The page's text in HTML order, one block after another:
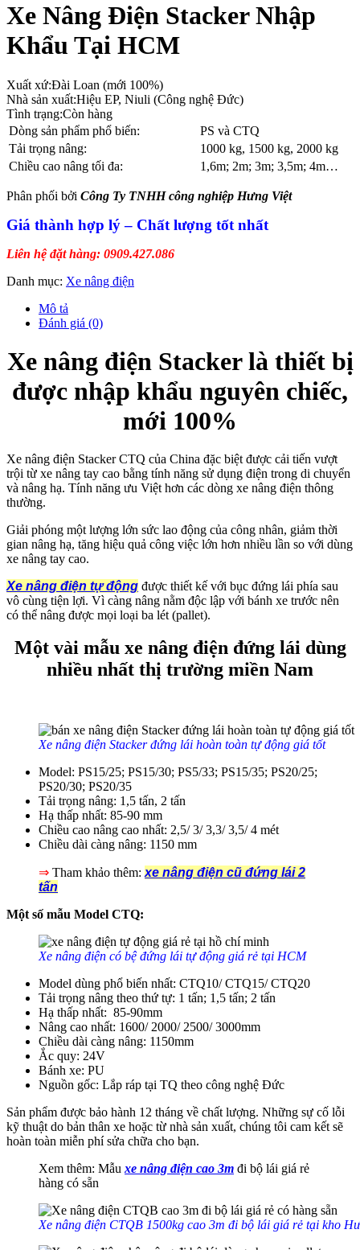
Xe Nâng Điện Stacker Nhập
Khẩu Tại HCM
Xuất xứ:Đài Loan (mới 100%)
Nhà sản xuất:Hiệu EP, Niuli (Công nghệ Đức)
Tình trạng:Còn hàng
Dòng sản phẩm phổ biến:
PS và CTQ
Tải trọng nâng:
1000 kg, 1500 kg, 2000 kg
Chiều cao nâng tối đa:
1,6m; 2m; 3m; 3,5m; 4m…
Phân phối bởi Công Ty TNHH công nghiệp Hưng Việt
Giá thành hợp lý – Chất lượng tốt nhất
Liên hệ đặt hàng: 0909.427.086
Danh mục: Xe nâng điện
Mô tả
Đánh giá (0)
Xe nâng điện Stacker là thiết bị
được nhập khẩu nguyên chiếc,
mới 100%
Xe nâng điện Stacker CTQ của China đặc biệt được cải tiến vượt
trội từ xe nâng tay cao bằng tính năng sử dụng điện trong di chuyển
và nâng hạ. Tính năng ưu Việt hơn các dòng xe nâng điện thông
thường.
Giải phóng một lượng lớn sức lao động của công nhân, giảm thời
gian nâng hạ, tăng hiệu quả công việc lớn hơn nhiều lần so với dùng
xe nâng tay cao.
Xe nâng điện tự động được thiết kế với bục đứng lái phía sau
vô cùng tiện lợi. Vì càng nâng nằm độc lập với bánh xe trước nên
có thể nâng được mọi loại ba lét (pallet).
Một vài mẫu xe nâng điện đứng lái dùng
nhiều nhất thị trường miền Nam
Xe nâng điện Stacker đứng lái hoàn toàn tự động giá tốt
Model: PS15/25; PS15/30; PS5/33; PS15/35; PS20/25;
PS20/30; PS20/35
Tải trọng nâng: 1,5 tấn, 2 tấn
Hạ thấp nhất: 85-90 mm
Chiều cao nâng cao nhất: 2,5/ 3/ 3,3/ 3,5/ 4 mét
Chiều dài càng nâng: 1150 mm
⇒ Tham khảo thêm: xe nâng điện cũ đứng lái 2
tấn
Một số mẫu Model CTQ:
Xe nâng điện có bệ đứng lái tự động giá rẻ tại HCM
Model dùng phổ biến nhất: CTQ10/ CTQ15/ CTQ20
Tải trọng nâng theo thứ tự: 1 tấn; 1,5 tấn; 2 tấn
Hạ thấp nhất: 85-90mm
Nâng cao nhất: 1600/ 2000/ 2500/ 3000mm
Chiều dài càng nâng: 1150mm
Ắc quy: 24V
Bánh xe: PU
Nguồn gốc: Lắp ráp tại TQ theo công nghệ Đức
Sản phẩm được bảo hành 12 tháng về chất lượng. Những sự cố lỗi
kỹ thuật do bản thân xe hoặc từ nhà sản xuất, chúng tôi cam kết sẽ
hoàn toàn miễn phí sửa chữa cho bạn.
Xem thêm: Mẫu xe nâng điện cao 3m đi bộ lái giá rẻ
hàng có sẵn
Xe nâng điện CTQB 1500kg cao 3m đi bộ lái giá rẻ tại kho